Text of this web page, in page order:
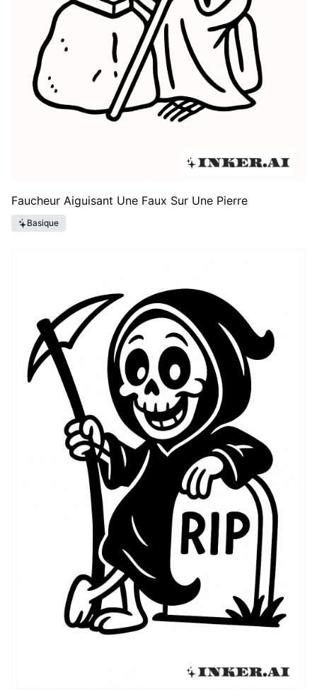
un choix significatif pour beaucoup.
Faucheur Aiguisant Une Faux Sur Une Pierre
Basique